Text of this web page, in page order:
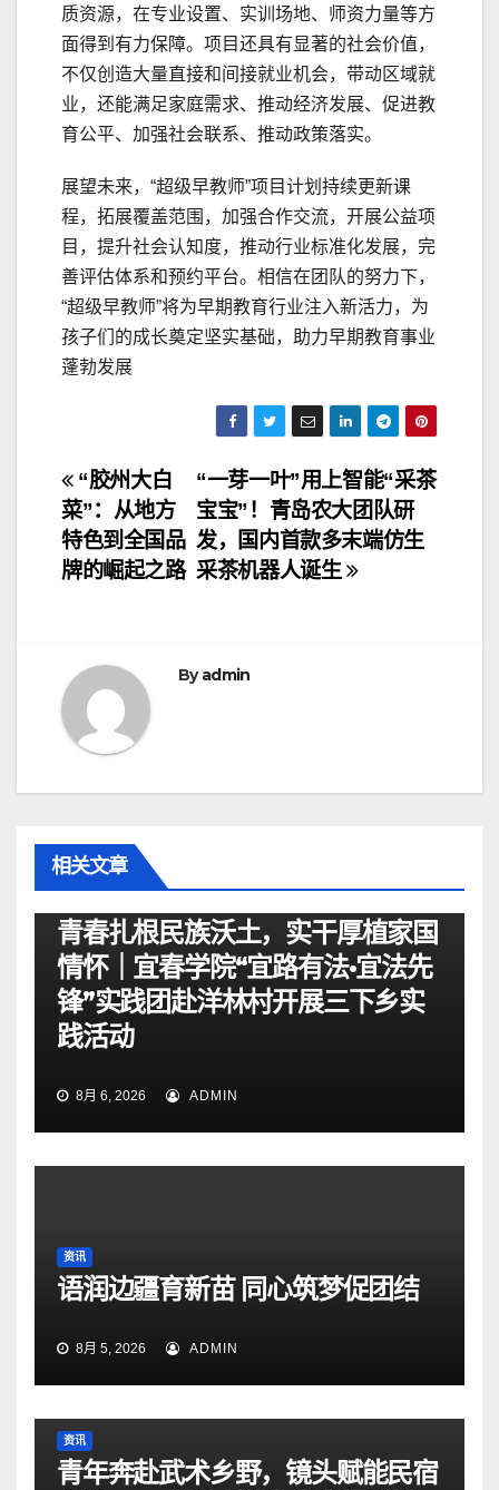
质资源，在专业设置、实训场地、师资力量等方
面得到有力保障。项目还具有显著的社会价值，
不仅创造大量直接和间接就业机会，带动区域就
业，还能满足家庭需求、推动经济发展、促进教
育公平、加强社会联系、推动政策落实。
展望未来，“超级早教师”项目计划持续更新课
程，拓展覆盖范围，加强合作交流，开展公益项
目，提升社会认知度，推动行业标准化发展，完
善评估体系和预约平台。相信在团队的努力下，
“超级早教师”将为早期教育行业注入新活力，为
孩子们的成长奠定坚实基础，助力早期教育事业
蓬勃发展
文
章
导
“一芽一叶”用上智能“采茶
宝宝”！青岛农大团队研
发，国内首款多末端仿生
采茶机器人诞生
“胶州大白
菜”：从地方
特色到全国品
牌的崛起之路
Byadmin
相关文章
青春扎根民族沃土，实干厚植家国
情怀｜宜春学院“宜路有法•宜法先
锋”实践团赴洋林村开展三下乡实
践活动
8月 6, 2026 ADMIN
资讯
语润边疆育新苗 同心筑梦促团结
8月 5, 2026 ADMIN
资讯
青年奔赴武术乡野，镜头赋能民宿